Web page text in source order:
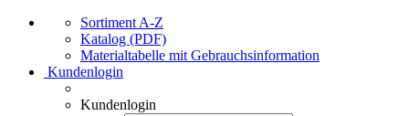
Sortiment A-Z
Katalog (PDF)
Materialtabelle mit Gebrauchsinformation
Kundenlogin
Kundenlogin